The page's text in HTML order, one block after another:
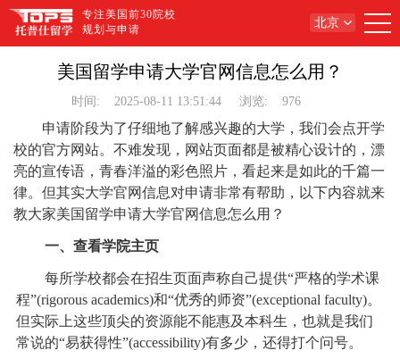
专注美国前30院校
规划与申请
北京
美国留学申请大学官网信息怎么用？
时间: 2025-08-11 13:51:44 浏览: 976
申请阶段为了仔细地了解感兴趣的大学，我们会点开学
校的官方网站。不难发现，网站页面都是被精心设计的，漂
亮的宣传语，青春洋溢的彩色照片，看起来是如此的千篇一
律。但其实大学官网信息对申请非常有帮助，以下内容就来
教大家美国留学申请大学官网信息怎么用？
一、查看学院主页
每所学校都会在招生页面声称自己提供“严格的学术课
程”(rigorous academics)和“优秀的师资”(exceptional faculty)。
但实际上这些顶尖的资源能不能惠及本科生，也就是我们
常说的“易获得性”(accessibility)有多少，还得打个问号。